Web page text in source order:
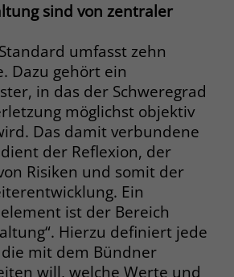
sind von zentraler
umfasst zehn
Dazu gehört ein
in das der Schweregrad
möglichst objektiv
Das damit verbundene
der Reflexion, der
Risiken und somit der
Ein
ist der Bereich
Hierzu definiert jede
mit dem Bündner
will, welche Werte und